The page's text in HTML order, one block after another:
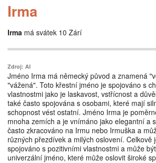
Irma
Irma má svátek 10 Zárí
Zdroj: AI
Jméno Irma má německý původ a znamená
"vážená". Toto křestní jméno je spojováno s
vlastnostmi jako je laskavost, vstřícnost a
také často spojována s osobami, které mají
schopnost vést ostatní. Jméno Irma je
mnoha zemích a je vnímáno jako elegantní a
často zkracováno na Irmu nebo Irmuška a
různých přezdívek a milých oslovení. Celkově
spojováno s pozitivními vlastnostmi a může
univerzální jméno, které může oslovit široké